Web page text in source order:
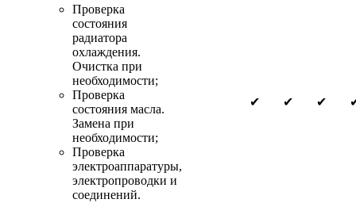
Проверка
состояния
радиатора
охлаждения.
Очистка при
необходимости;
Проверка
состояния масла.
Замена при
необходимости;
Проверка
электроаппаратуры,
электропроводки и
соединений.
✔ ✔ ✔